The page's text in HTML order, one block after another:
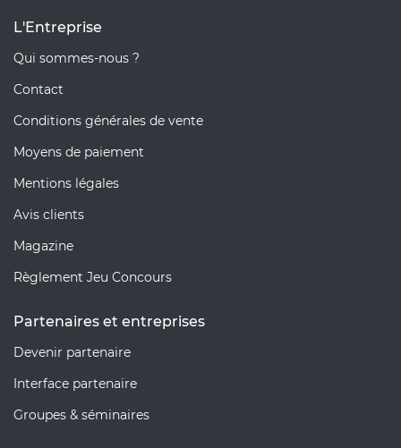
L'Entreprise
Qui sommes-nous ?
Contact
Conditions générales de vente
Moyens de paiement
Mentions légales
Avis clients
Magazine
Règlement Jeu Concours
Partenaires et entreprises
Devenir partenaire
Interface partenaire
Groupes & séminaires